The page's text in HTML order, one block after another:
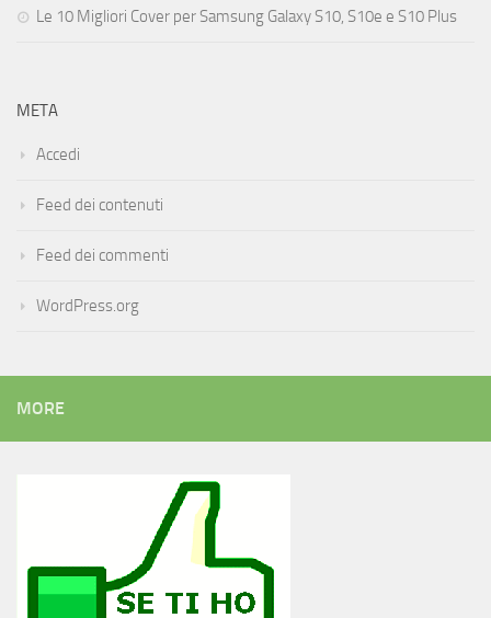
Le 10 Migliori Cover per Samsung Galaxy S10, S10e e S10 Plus
META
Accedi
Feed dei contenuti
Feed dei commenti
WordPress.org
MORE